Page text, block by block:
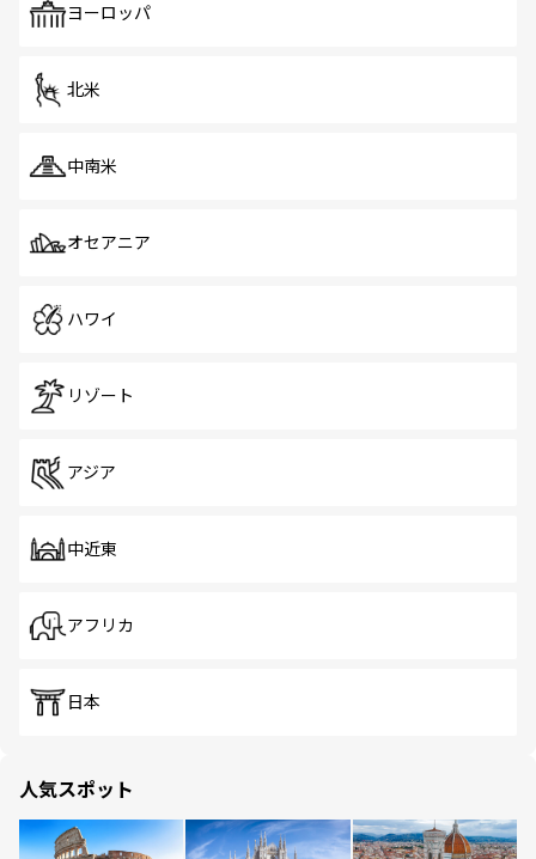
で、ホーカーズは地元の風情を楽しめる外せないスポット
ヨーロッパ
北米
中南米
オセアニア
ハワイ
リゾート
アジア
中近東
アフリカ
日本
人気スポット